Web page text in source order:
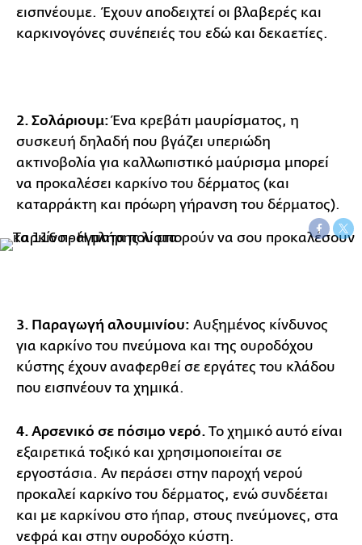
εισπνέουμε. Έχουν αποδειχτεί οι βλαβερές και
καρκινογόνες συνέπειές του εδώ και δεκαετίες.
2. Σολάριουμ:Ένα κρεβάτι μαυρίσματος, η
συσκευή δηλαδή που βγάζει υπεριώδη
ακτινοβολία για καλλωπιστικό μαύρισμα μπορεί
να προκαλέσει καρκίνο του δέρματος (και
καταρράκτη και πρόωρη γήρανση του δέρματος).
3. Παραγωγή αλουμινίου: Αυξημένος κίνδυνος
για καρκίνο του πνεύμονα και της ουροδόχου
κύστης έχουν αναφερθεί σε εργάτες του κλάδου
που εισπνέουν τα χημικά.
4. Αρσενικό σε πόσιμο νερό. Το χημικό αυτό είναι
εξαιρετικά τοξικό και χρησιμοποιείται σε
εργοστάσια. Αν περάσει στην παροχή νερού
προκαλεί καρκίνο του δέρματος, ενώ συνδέεται
και με καρκίνου στο ήπαρ, στους πνεύμονες, στα
νεφρά και στην ουροδόχο κύστη.